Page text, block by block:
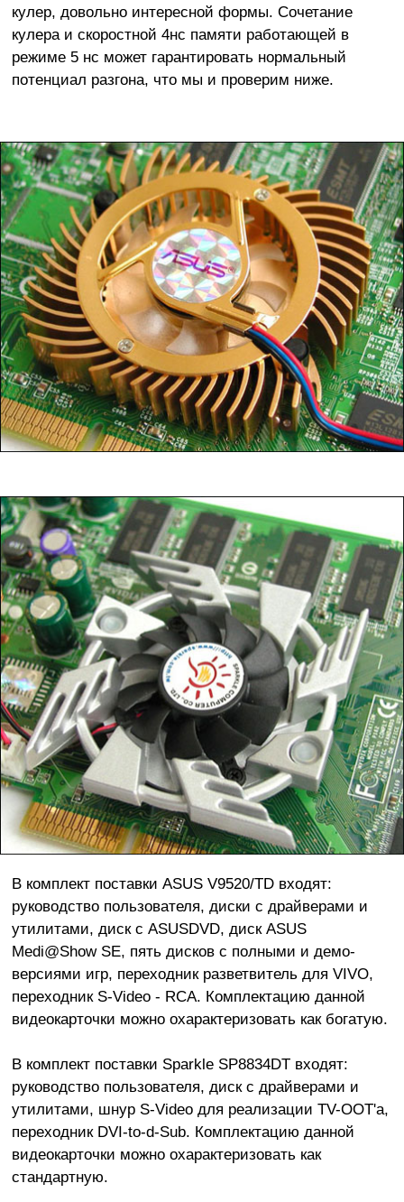
кулер, довольно интересной формы. Сочетание
кулера и скоростной 4нс памяти работающей в
режиме 5 нс может гарантировать нормальный
потенциал разгона, что мы и проверим ниже.
В комплект поставки ASUS V9520/TD входят:
руководство пользователя, диски с драйверами и
утилитами, диск с ASUSDVD, диск ASUS
Medi@Show SE, пять дисков с полными и демо-
версиями игр, переходник разветвитель для VIVO,
переходник S-Video - RCA. Комплектацию данной
видеокарточки можно охарактеризовать как богатую.
В комплект поставки Sparkle SP8834DT входят:
руководство пользователя, диск с драйверами и
утилитами, шнур S-Video для реализации TV-OOT'a,
переходник DVI-to-d-Sub. Комплектацию данной
видеокарточки можно охарактеризовать как
стандартную.